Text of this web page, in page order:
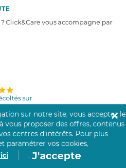
Click&Care vous accompagne par
sur
sur notre site, vous acceptez le
vous proposer des offres, contenus
centres d’intérêts. Pour plus
paramétrer vos cookies,
. J'accepte
✕